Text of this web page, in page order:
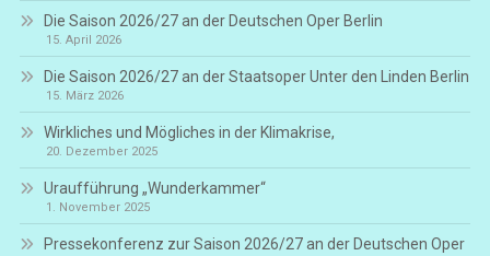
Die Saison 2026/27 an der Deutschen Oper Berlin
15. April 2026
Die Saison 2026/27 an der Staatsoper Unter den Linden Berlin
15. März 2026
Wirkliches und Mögliches in der Klimakrise,
20. Dezember 2025
Uraufführung „Wunderkammer“
1. November 2025
Pressekonferenz zur Saison 2026/27 an der Deutschen Oper